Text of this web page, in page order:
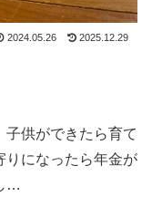
2024.05.26 2025.12.29
供ができたら育て
りになったら年金が
…